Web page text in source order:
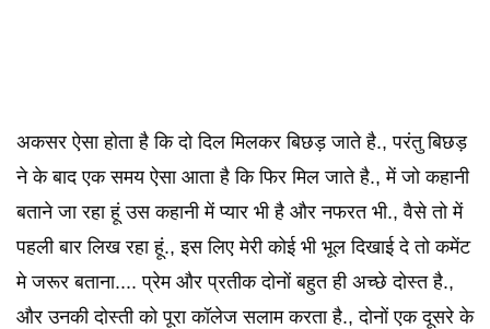
अकसर ऐसा होता है कि दो दिल मिलकर बिछड़ जाते है., परंतु बिछड़
ने के बाद एक समय ऐसा आता है कि फिर मिल जाते है., में जो कहानी
बताने जा रहा हूं उस कहानी में प्यार भी है और नफरत भी., वैसे तो में
पहली बार लिख रहा हूं., इस लिए मेरी कोई भी भूल दिखाई दे तो कमेंट
मे जरूर बताना.... प्रेम और प्रतीक दोनों बहुत ही अच्छे दोस्त है.,
और उनकी दोस्ती को पूरा कॉलेज सलाम करता है., दोनों एक दूसरे के